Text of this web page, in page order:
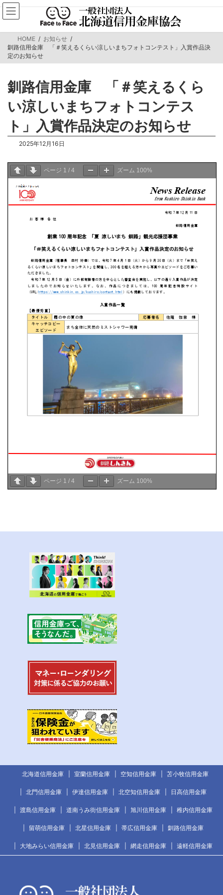
コ
ン
ン
ナ
ビ
ー
HOME
お知らせ
釧路信用金庫 「＃笑えるくらい涼しいまちフォトコンテスト」入賞作品決
定のお知らせ
釧路信用金庫 「＃笑えるくら
い涼しいまちフォトコンテス
ト」入賞作品決定のお知らせ
2025年12月16日
ページ 1 / 4 ズーム 100%
ページ 1 / 4 ズーム 100%
北海道信用金庫 室蘭信用金庫 空知信用金庫 苫小牧信用金庫
北門信用金庫 伊達信用金庫 北空知信用金庫 日高信用金庫
渡島信用金庫 道南うみ街信用金庫 旭川信用金庫 稚内信用金庫
留萌信用金庫 北星信用金庫 帯広信用金庫 釧路信用金庫
大地みらい信用金庫 北見信用金庫 網走信用金庫 遠軽信用金庫